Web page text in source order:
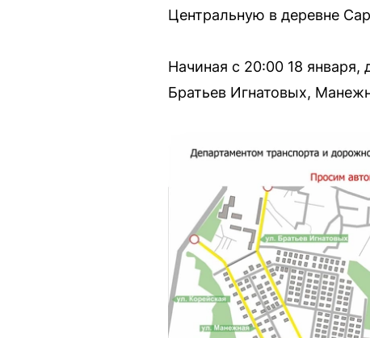
Центральную в деревне
Начиная с 20:00 18
Братьев Игнатовых,